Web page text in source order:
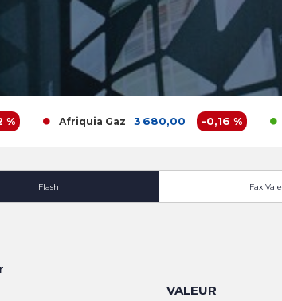
Afriquia Gaz 3 680,00 -0,16 %
Flash Fax
VALEUR